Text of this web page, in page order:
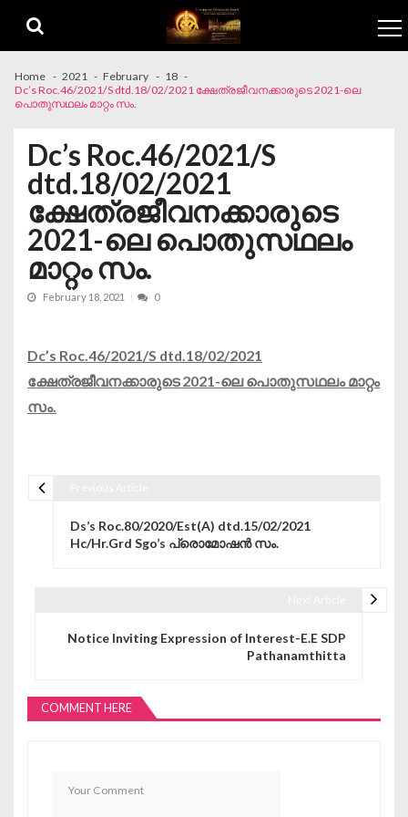
Home 2021 February
18
Dc’s Roc.46/2021/S dtd.18/02/2021 ക്ഷേത്രജീവനക്കാരുടെ 2021-ലെ
പൊതുസഥലം മാറ്റം സം.
Dc’s Roc.46/2021/S
dtd.18/02/2021
ക്ഷേത്രജീവനക്കാരുടെ
2021-ലെ പൊതുസഥലം
മാറ്റം സം.
February 18, 2021 0
Dc’s Roc.46/2021/S dtd.18/02/2021
ക്ഷേത്രജീവനക്കാരുടെ 2021-ലെ പൊതുസഥലം മാറ്റം
സം.
Ds’s Roc.80/2020/Est(A) dtd.15/02/2021
Hc/Hr.Grd Sgo’s പ്രൊമോഷൻ സം.
Notice Inviting Expression of Interest-E.E SDP
Pathanamthitta
COMMENT HERE